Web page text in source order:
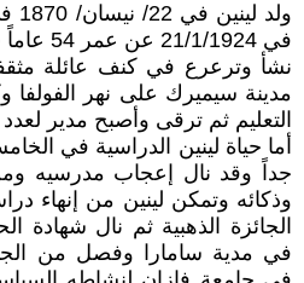
في 21/1/1924 عن عمر 54 عاماً في مدينة موسكو.
نشأ وترعرع في كنف عائلة
مدينة سيميرك على نهر الفولفا
التعليم ثم ترقى وأصبح مدير
أما حياة لينين الدراسية في
جداً وقد نال إعجاب مدرسيه
وذكائه وتمكن لينين من إنهاء
الجائزة الذهبية ثم نال شهادة
في مدية سامارا وفصل من